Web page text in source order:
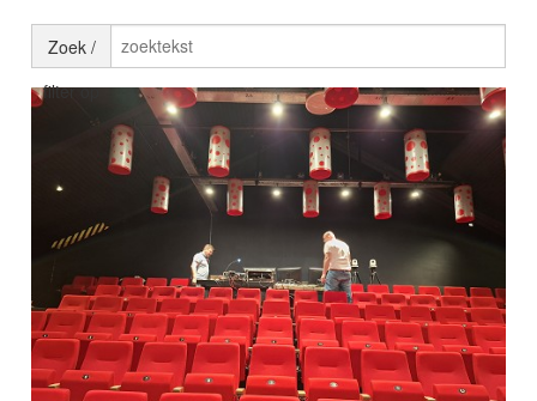
Foto's
Video
Webcam
Zoek /
filter op